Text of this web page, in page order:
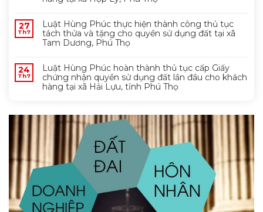
27
Th7
Luật Hùng Phúc thực hiện thành công thủ tục
tách thửa và tặng cho quyền sử dụng đất tại xã
Tam Dương, Phú Thọ
24
Th7
Luật Hùng Phúc hoàn thành thủ tục cấp Giấy
chứng nhận quyền sử dụng đất lần đầu cho khách
hàng tại xã Hải Lựu, tỉnh Phú Thọ